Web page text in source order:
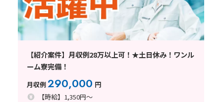
【紹介案件】月収例28万以上可！★土日休み！ワンル
ーム寮完備！
月収例290,000 円
【時給】1,350円～